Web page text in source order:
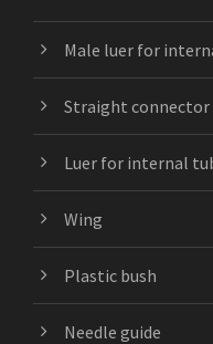
Male luer for
Straight
Luer for internal
Wing
Plastic bush
Needle guide